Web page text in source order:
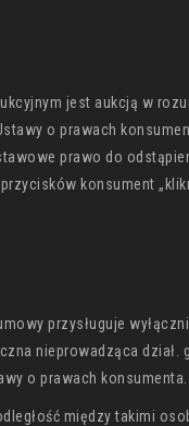
jest aukcją w
o prawach
prawo do
konsument
przysługuje
nieprowadząca dział.
o prawach konsumenta.
między takimi